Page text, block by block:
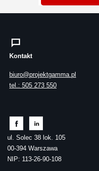
Kontakt
biuro@projektgamma.pl
tel.: 505 273 550
ul. Solec 38 lok. 105
00-394 Warszawa
NIP: 113-26-90-108